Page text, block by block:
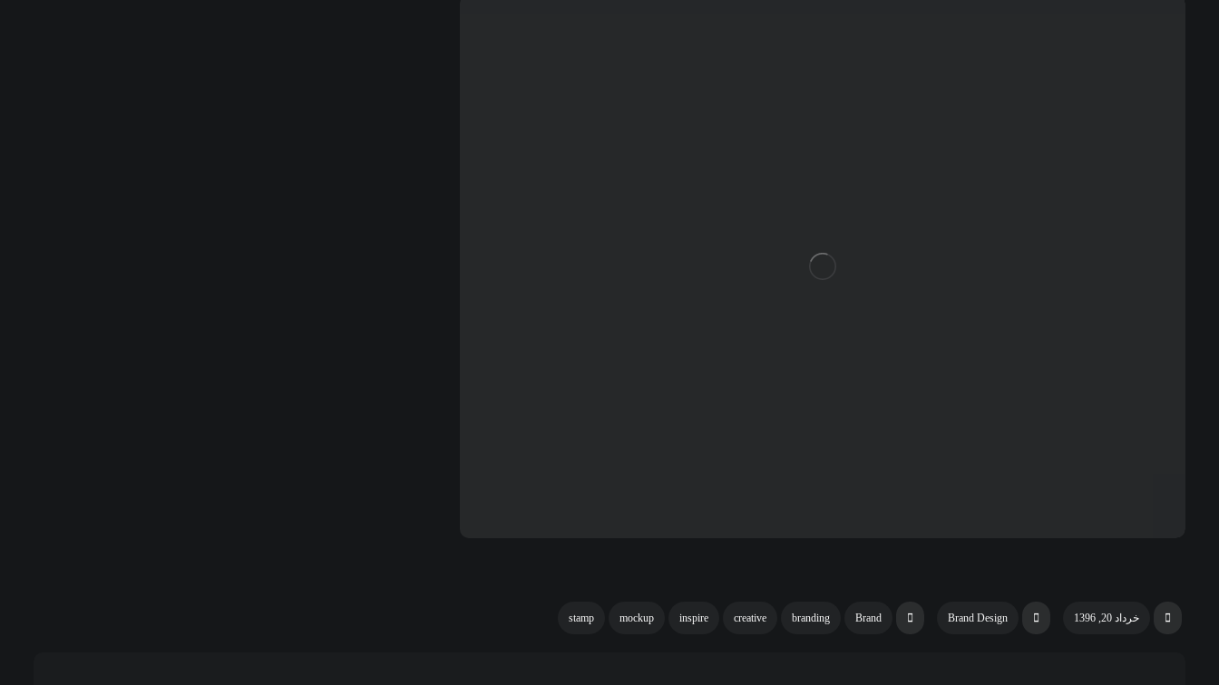
خرداد 20, 1396 Brand Design
Brand
branding
creative
inspire
mockup
stamp